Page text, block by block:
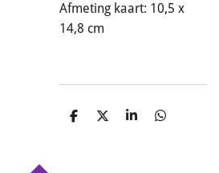
Afmeting kaart: 10,5 x
14,8 cm
D
D
S
D